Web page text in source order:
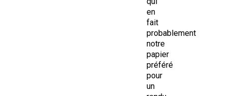
en
fait
probablement
notre
papier
préféré
pour
un